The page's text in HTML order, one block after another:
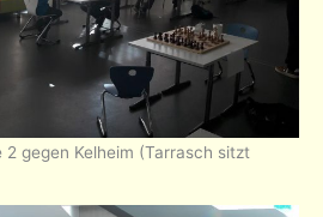
2 gegen Kelheim (Tarrasch sitzt